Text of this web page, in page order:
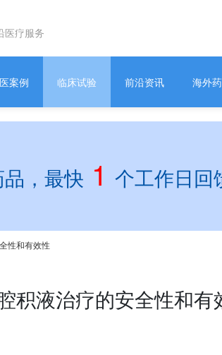
医疗服务
案例 临床试验 前沿资讯 海外
，最快 1 个工作日回
性和有效性
积液治疗的安全性和有